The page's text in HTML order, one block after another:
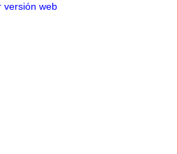
versión web